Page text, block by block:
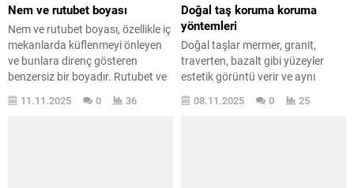
Nem ve rutubet boyası
Nem ve rutubet boyası, özellikle iç
mekanlarda küflenmeyi önleyen
ve bunlara direnç gösteren
benzersiz bir boyadır. Rutubet ve
istenmeyen lekelerin
11.11.2025 0 36
Doğal taş koruma koruma
yöntemleri
Doğal taşlar mermer, granit,
traverten, bazalt gibi yüzeyler
estetik görüntü verir ve aynı
taşları doğru şekilde
08.11.2025 0 25